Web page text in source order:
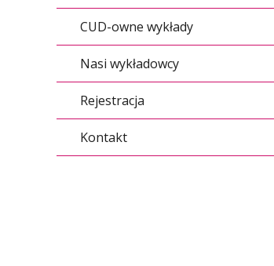
CUD-owne wykłady
Nasi wykładowcy
Rejestracja
Kontakt